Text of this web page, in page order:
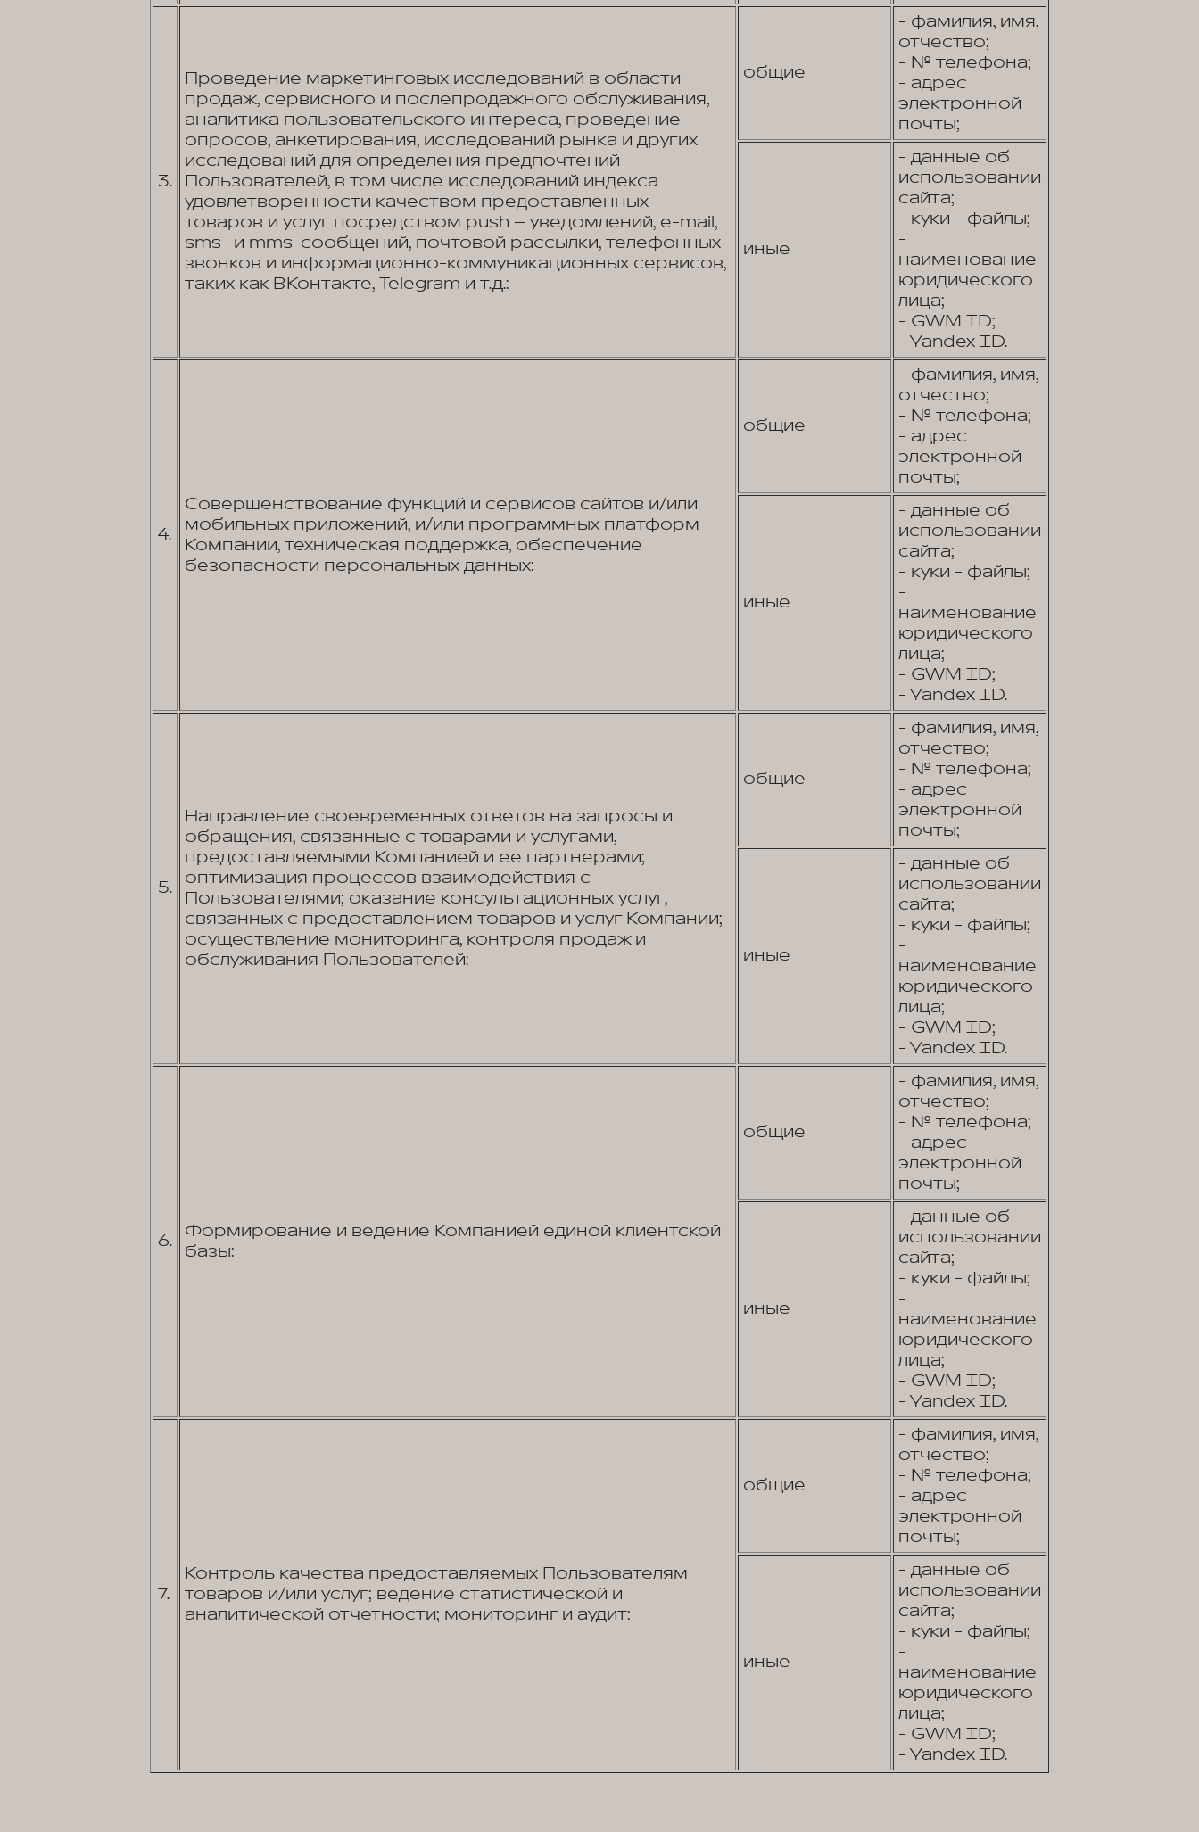
3.
Проведение маркетинговых исследований в области
продаж, сервисного и послепродажного обслуживания,
аналитика пользовательского интереса, проведение
опросов, анкетирования, исследований рынка и других
исследований для определения предпочтений
Пользователей, в том числе исследований индекса
удовлетворенности качеством предоставленных
товаров и услуг посредством push – уведомлений, e-mail,
sms- и mms-сообщений, почтовой рассылки, телефонных
звонков и информационно-коммуникационных сервисов,
таких как ВКонтакте, Telegram и т.д.:
общие
- фамилия, имя,
отчество;
- № телефона;
- адрес
электронной
почты;
иные
- данные об
использовании
сайта;
- куки - файлы;
-
наименование
юридического
лица;
- GWM ID;
- Yandex ID.
4.
Совершенствование функций и сервисов сайтов и/или
мобильных приложений, и/или программных платформ
Компании, техническая поддержка, обеспечение
безопасности персональных данных:
общие
- фамилия, имя,
отчество;
- № телефона;
- адрес
электронной
почты;
иные
- данные об
использовании
сайта;
- куки - файлы;
-
наименование
юридического
лица;
- GWM ID;
- Yandex ID.
5.
Направление своевременных ответов на запросы и
обращения, связанные с товарами и услугами,
предоставляемыми Компанией и ее партнерами;
оптимизация процессов взаимодействия с
Пользователями; оказание консультационных услуг,
связанных с предоставлением товаров и услуг Компании;
осуществление мониторинга, контроля продаж и
обслуживания Пользователей:
общие
- фамилия, имя,
отчество;
- № телефона;
- адрес
электронной
почты;
иные
- данные об
использовании
сайта;
- куки - файлы;
-
наименование
юридического
лица;
- GWM ID;
- Yandex ID.
6.
Формирование и ведение Компанией единой клиентской
базы:
общие
- фамилия, имя,
отчество;
- № телефона;
- адрес
электронной
почты;
иные
- данные об
использовании
сайта;
- куки - файлы;
-
наименование
юридического
лица;
- GWM ID;
- Yandex ID.
7.
Контроль качества предоставляемых Пользователям
товаров и/или услуг; ведение статистической и
аналитической отчетности; мониторинг и аудит:
общие
- фамилия, имя,
отчество;
- № телефона;
- адрес
электронной
почты;
иные
- данные об
использовании
сайта;
- куки - файлы;
-
наименование
юридического
лица;
- GWM ID;
- Yandex ID.